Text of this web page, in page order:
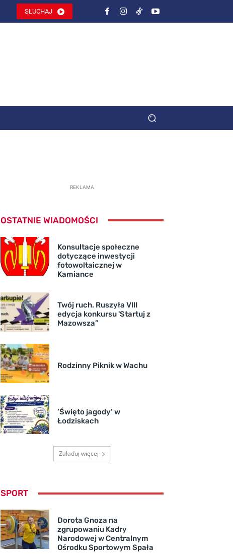
SŁUCHAJ
REKLAMA
OSTATNIE WIADOMOŚCI
Konsultacje społeczne
dotyczące inwestycji
fotowoltaicznej w
Kamiance
Twój ruch. Ruszyła VIII
edycja konkursu 'Startuj z
Mazowsza”
Rodzinny Piknik w Wachu
’Święto jagody’ w
Łodziskach
Załaduj więcej
SPORT
Dorota Gnoza na
zgrupowaniu Kadry
Narodowej w Centralnym
Ośrodku Sportowym Spała